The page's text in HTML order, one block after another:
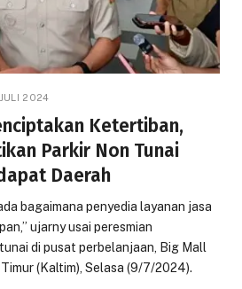
2024
Ketertiban,
Parkir Non Tunai
Daerah
bagaimana penyedia layanan jasa
ujarny usai peresmian
di pusat perbelanjaan, Big Mall
(Kaltim), Selasa (9/7/2024).